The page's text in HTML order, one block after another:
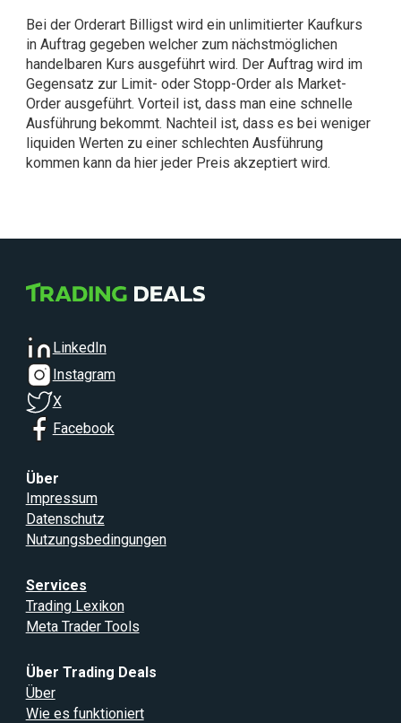
Bei der Orderart Billigst wird ein unlimitierter Kaufkurs
in Auftrag gegeben welcher zum nächstmöglichen
handelbaren Kurs ausgeführt wird. Der Auftrag wird im
Gegensatz zur Limit- oder Stopp-Order als Market-
Order ausgeführt. Vorteil ist, dass man eine schnelle
Ausführung bekommt. Nachteil ist, dass es bei weniger
liquiden Werten zu einer schlechten Ausführung
kommen kann da hier jeder Preis akzeptiert wird.
LinkedIn
Instagram
X
Facebook
Über
Impressum
Datenschutz
Nutzungsbedingungen
Services
Trading Lexikon
Meta Trader Tools
Über Trading Deals
Über
Wie es funktioniert